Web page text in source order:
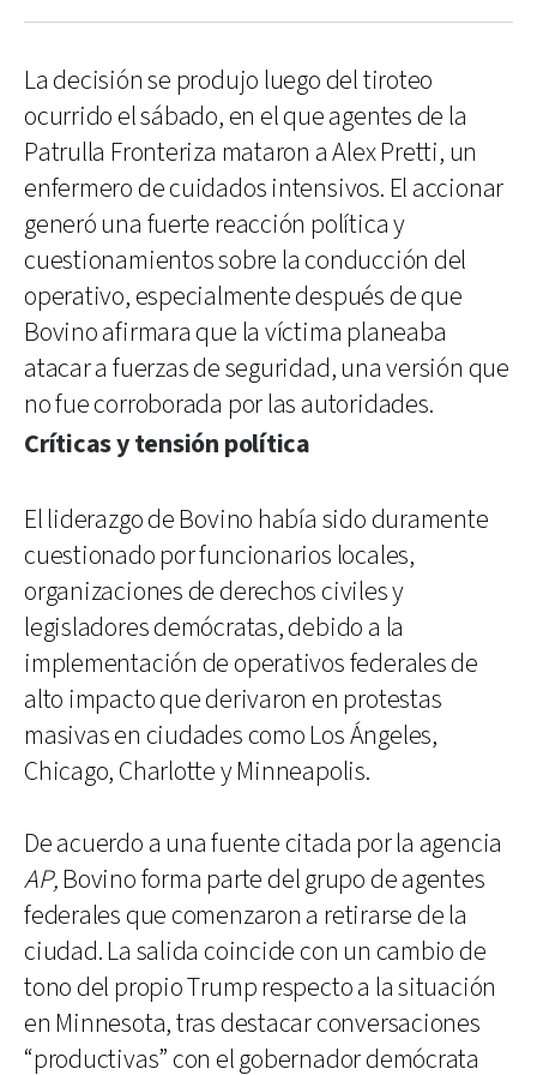
La decisión se produjo luego del tiroteo
ocurrido el sábado, en el que agentes de la
Patrulla Fronteriza mataron a Alex Pretti, un
enfermero de cuidados intensivos. El accionar
generó una fuerte reacción política y
cuestionamientos sobre la conducción del
operativo, especialmente después de que
Bovino afirmara que la víctima planeaba
atacar a fuerzas de seguridad, una versión que
no fue corroborada por las autoridades.
Críticas y tensión política
El liderazgo de Bovino había sido duramente
cuestionado por funcionarios locales,
organizaciones de derechos civiles y
legisladores demócratas, debido a la
implementación de operativos federales de
alto impacto que derivaron en protestas
masivas en ciudades como Los Ángeles,
Chicago, Charlotte y Minneapolis.
De acuerdo a una fuente citada por la agencia
AP,Bovino forma parte del grupo de agentes
federales que comenzaron a retirarse de la
ciudad. La salida coincide con un cambio de
tono del propio Trump respecto a la situación
en Minnesota, tras destacar conversaciones
“productivas” con el gobernador demócrata